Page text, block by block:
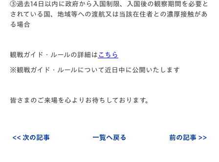
③過去14日以内に政府から入国制限、入国後の観察期間を必要と
されている国、地域等への渡航又は当該在住者との濃厚接触があ
る場合
観戦ガイド・ルールの詳細は こちら
※観戦ガイド・ルールについて近日中に公開いたします
皆さまのご来場を心よりお待ちしております。
<< 次の記事 一覧へ戻る 前の記事 >>